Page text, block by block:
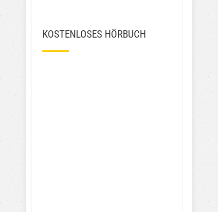
KOSTENLOSES HÖRBUCH